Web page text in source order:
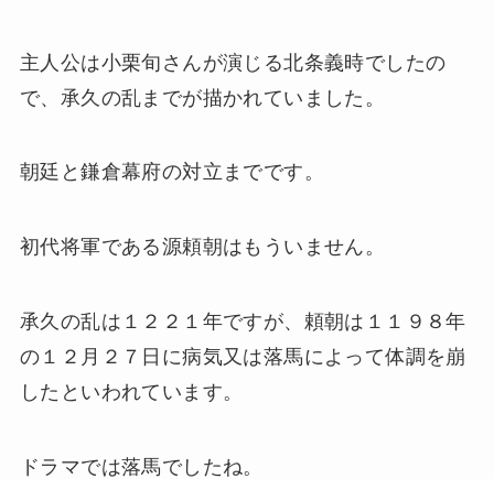
主人公は小栗旬さんが演じる北条義時でしたの
で、承久の乱までが描かれていました。
朝廷と鎌倉幕府の対立までです。
初代将軍である源頼朝はもういません。
承久の乱は１２２１年ですが、頼朝は１１９８年
の１２月２７日に病気又は落馬によって体調を崩
したといわれています。
ドラマでは落馬でしたね。